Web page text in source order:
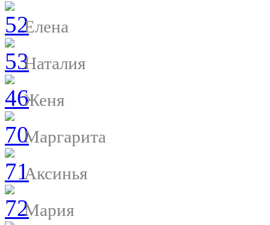
Елена
Наталия
Женя
Маргарита
Аксинья
Мария